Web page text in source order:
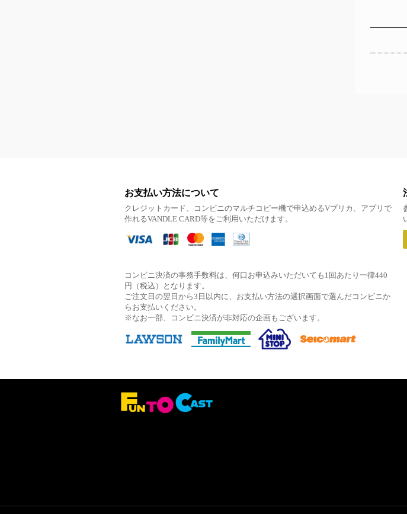
お支払い方法について
クレジットカード、コンビニのマルチコピー機で申込めるVプリカ、アプリで
作れるVANDLE CARD等をご利用いただけます。
コンビニ決済の事務手数料は、何口お申込みいただいても1回あたり一律440
円（税込）となります。
ご注文日の翌日から3日以内に、お支払い方法の選択画面で選んだコンビニか
らお支払いください。
※なお一部、コンビニ決済が非対応の企画もございます。